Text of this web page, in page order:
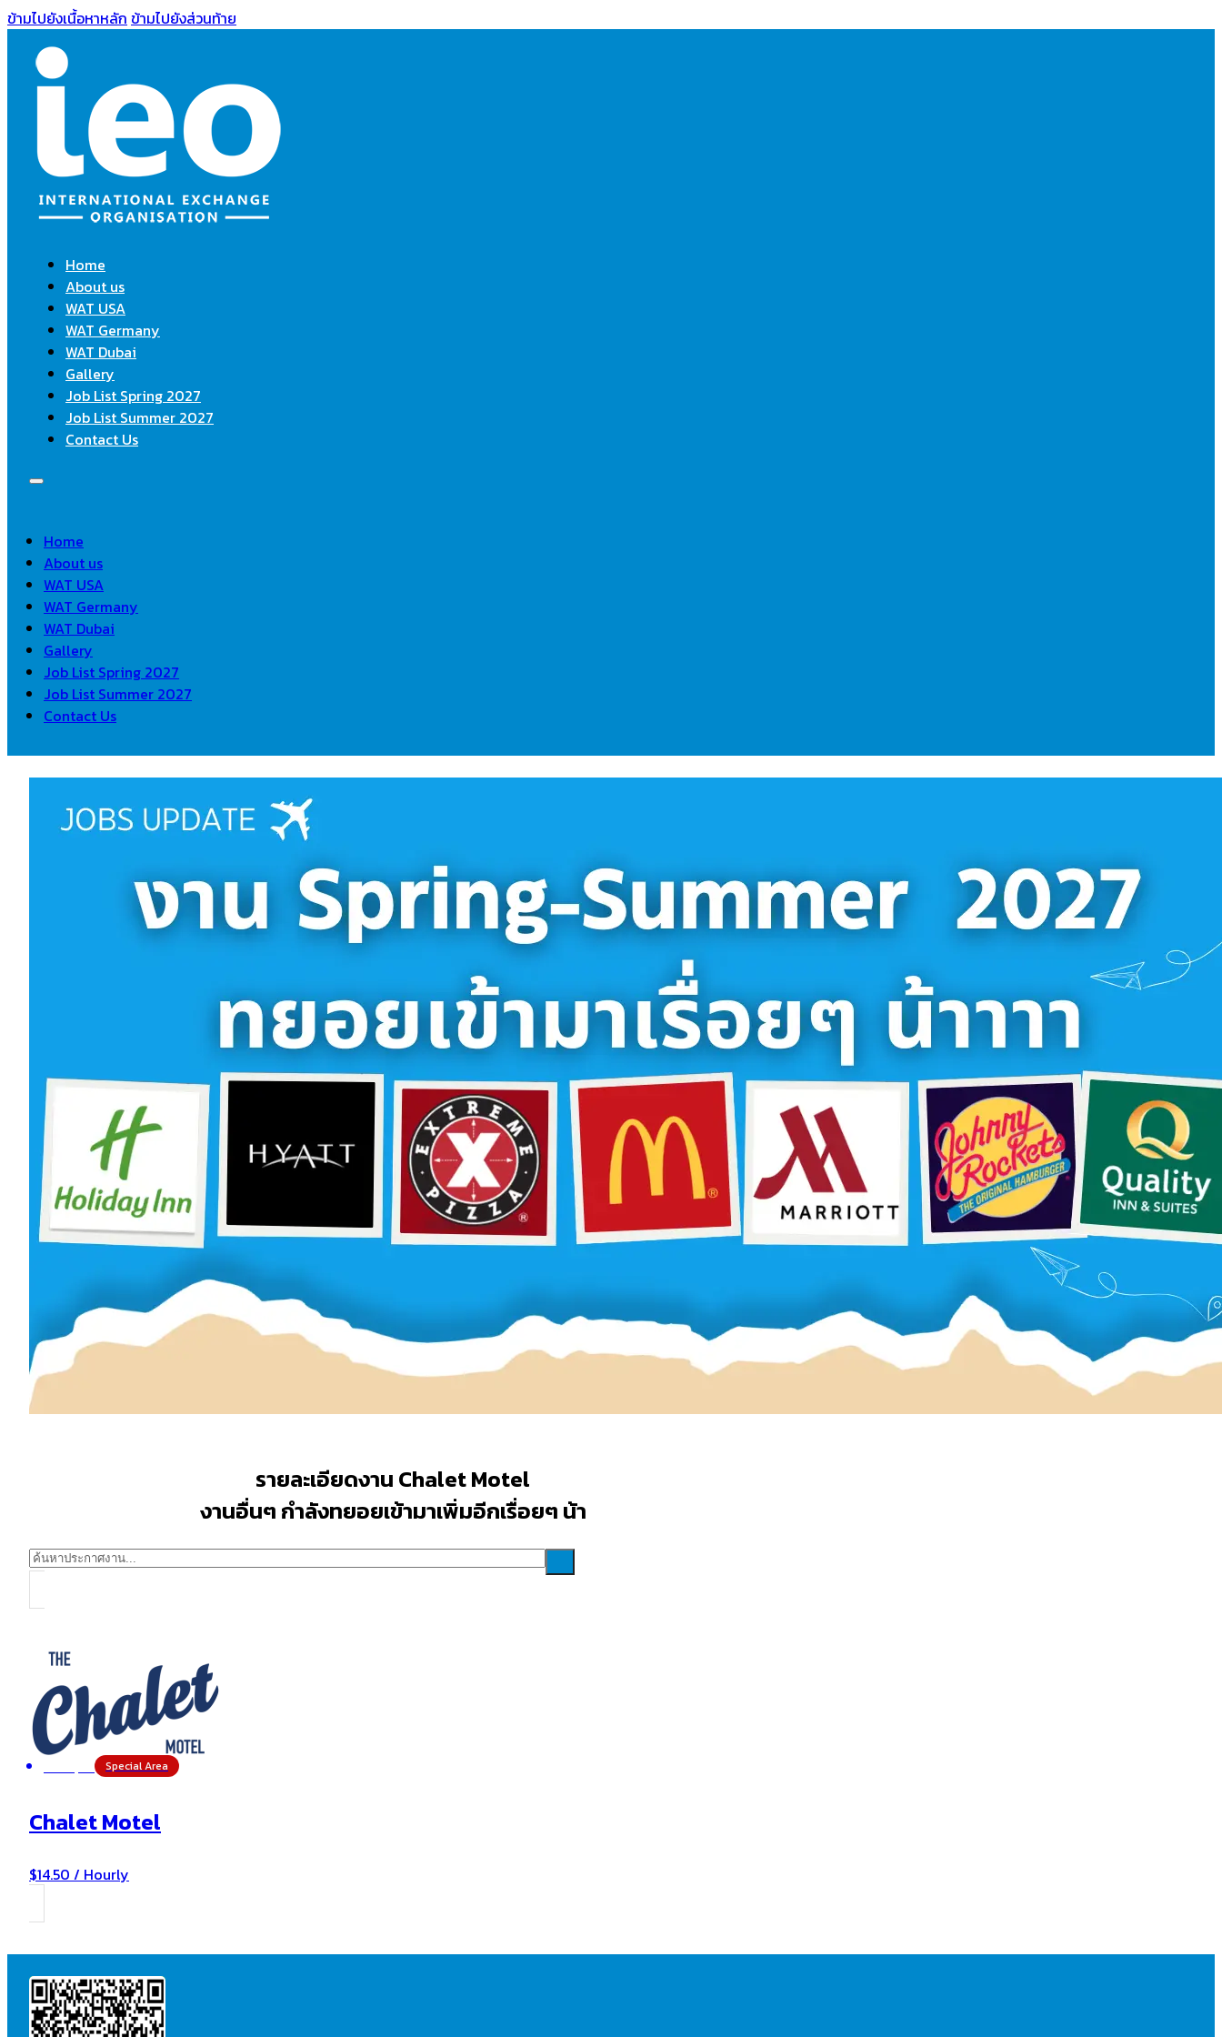
ข้ามไปยังเนื้อหาหลัก ข้ามไปยังส่วนท้าย
Home
About us
WAT USA
WAT Germany
WAT Dubai
Gallery
Job List Spring 2027
Job List Summer 2027
Contact Us
Home
About us
WAT USA
WAT Germany
WAT Dubai
Gallery
Job List Spring 2027
Job List Summer 2027
Contact Us
รายละเอียดงาน Chalet Motel
งานอื่นๆ กำลังทยอยเข้ามาเพิ่มอีกเรื่อยๆ น้า
Special Area
Chalet Motel
$14.50 / Hourly